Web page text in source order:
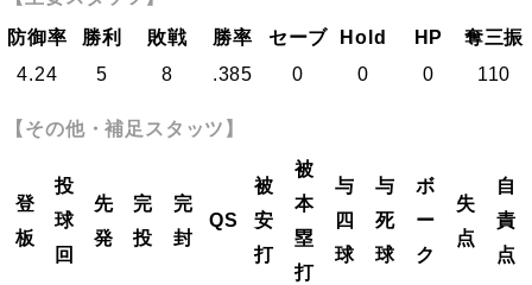
防御率
勝利 敗戦 勝率 セーブ Hold HP
奪三振
4.24
5 8 .385 0 0 0 110
【その他・補足スタッツ】
登
板
投
球
回
先
発
完
投
完
封
QS
被
安
打
被
本
塁
打
与
四
球
与
死
球
ボ
ー
ク
失
点
自
責
点